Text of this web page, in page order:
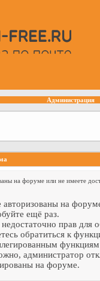
Администрация
на форуме или не имеете
на
ещё раз.
прав для
обратиться к
администратор
на форуме.